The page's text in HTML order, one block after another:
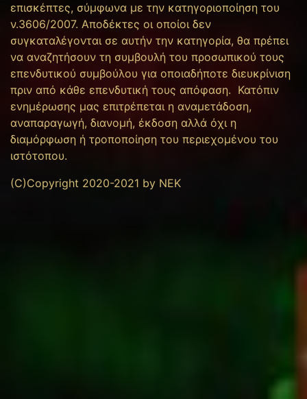
επισκέπτες, σύμφωνα με την κατηγοριοποίηση του
ν.3606/2007. Αποδέκτες οι οποίοι δεν
συγκαταλέγονται σε αυτήν την κατηγορία, θα πρέπει
να αναζητήσουν τη συμβουλή του προσωπικού τους
επενδυτικού συμβούλου για οποιαδήποτε διευκρίνιση
πριν από κάθε επενδυτική τους απόφαση. Κατόπιν
ενημέρωσης μας επιτρέπεται η αναμετάδοση,
αναπαραγωγή, διανομή, έκδοση αλλά όχι η
διαμόρφωση ή τροποποίηση του περιεχομένου του
ιστότοπου.
(C)Copyright 2020-2021 by NEK